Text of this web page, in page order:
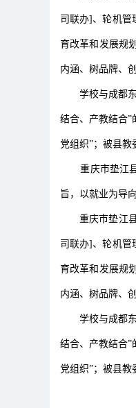
司联办]、轮机管
育改革和发展规
内涵、树品牌、
学校与成都东
结合、产教结合”
党组织”；被县教
重庆市垫江县
旨，以就业为导
重庆市垫江县
司联办]、轮机管
育改革和发展规
内涵、树品牌、
学校与成都东
结合、产教结合”
党组织”；被县教